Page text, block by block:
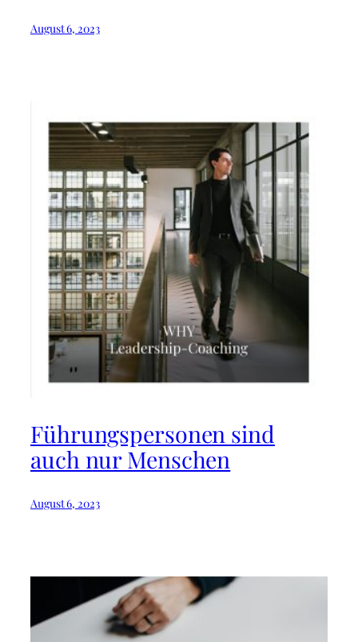
August 6, 2023
Führungspersonen sind
auch nur Menschen
August 6, 2023